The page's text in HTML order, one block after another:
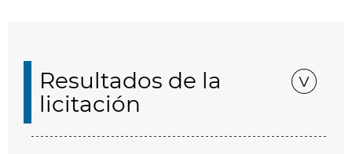
Resultados de la
licitación